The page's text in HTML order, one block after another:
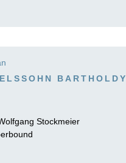
BARTHOLDY
Stockmeier